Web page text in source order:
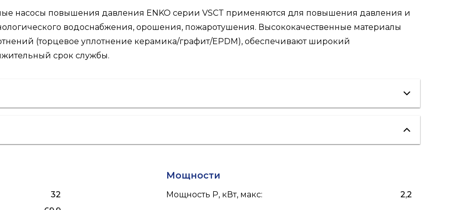
насосы повышения давления ENKO серии VSCT применяются для повышения давления и
водоснабжения, орошения, пожаротушения. Высококачественные материалы
(торцевое уплотнение керамика/графит/EPDM), обеспечивают широкий
срок службы.
вентиляция
32
Мощности
Мощность P, кВт, макс: 2,2